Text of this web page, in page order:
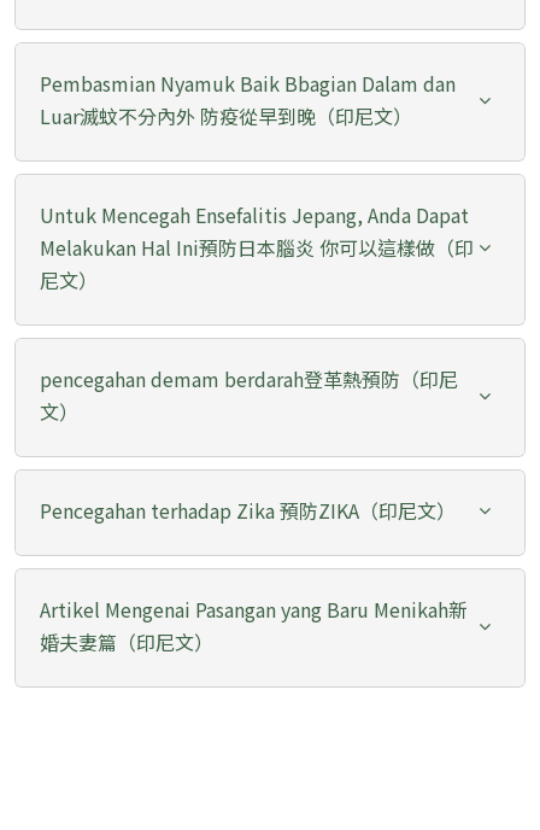
Pembasmian Nyamuk Baik Bbagian Dalam dan
Luar滅蚊不分內外 防疫從早到晚（印尼文）
Untuk Mencegah Ensefalitis Jepang, Anda Dapat
Melakukan Hal Ini預防日本腦炎 你可以這樣做（印
尼文）
pencegahan demam berdarah登革熱預防（印尼
文）
Pencegahan terhadap Zika 預防ZIKA（印尼文）
Artikel Mengenai Pasangan yang Baru Menikah新
婚夫妻篇（印尼文）